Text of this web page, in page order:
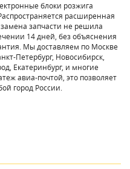
блоки розжига
расширенная
запчасти не решила
14 дней, без объяснения
Мы доставляем по Москве
Петербург, Новосибирск,
Екатеринбург, и многие
авиа-почтой, это позволяет
город России.